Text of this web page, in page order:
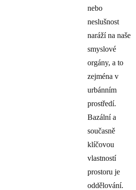
nebo
neslušnost
naráží na naše
smyslové
orgány, a to
zejména v
urbánním
prostředí.
Bazální a
současně
klíčovou
vlastností
prostoru je
oddělování.